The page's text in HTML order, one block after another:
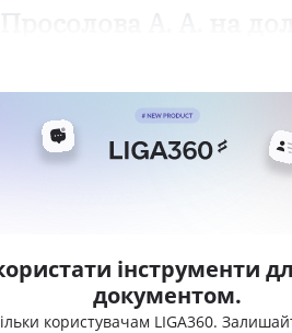
інструменти
документом.
користувачам LIGA360.